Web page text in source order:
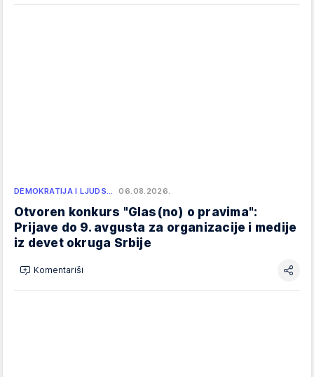
DEMOKRATIJA I LJUDS… 06.08.2026.
Otvoren konkurs "Glas(no) o pravima":
Prijave do 9. avgusta za organizacije i medije
iz devet okruga Srbije
Komentariši